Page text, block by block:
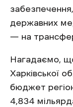
державних
— на
Нагадаємо,
Харківської
бюджет
4,834